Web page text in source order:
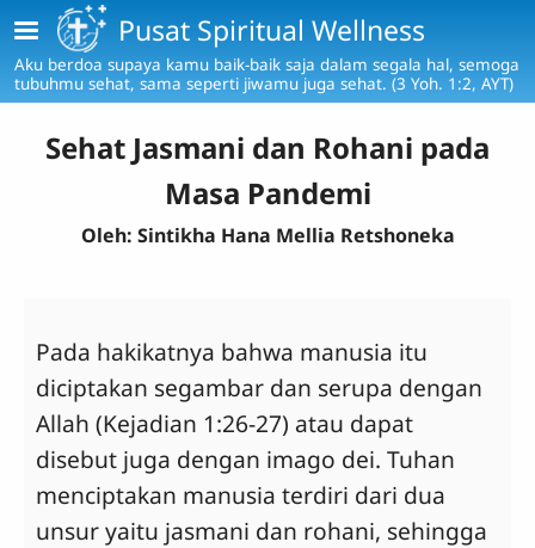
Skip to main contentPusat Spiritual Wellness
Aku berdoa supaya kamu baik-baik saja dalam segala hal, semoga
tubuhmu sehat, sama seperti jiwamu juga sehat. (3 Yoh. 1:2, AYT)
Sehat Jasmani dan Rohani pada
Masa Pandemi
Oleh: Sintikha Hana Mellia Retshoneka
Pada hakikatnya bahwa manusia itu
diciptakan segambar dan serupa dengan
Allah (Kejadian 1:26-27) atau dapat
disebut juga dengan imago dei. Tuhan
menciptakan manusia terdiri dari dua
unsur yaitu jasmani dan rohani, sehingga